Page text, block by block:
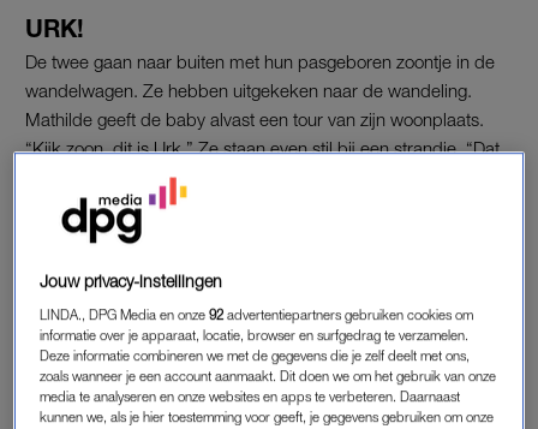
URK!
De twee gaan naar buiten met hun pasgeboren zoontje in de
wandelwagen. Ze hebben uitgekeken naar de wandeling.
Mathilde geeft de baby alvast een tour van zijn woonplaats.
“Kijk zoon, dit is Urk.” Ze staan even stil bij een strandje. “Dat
is mooi. Daar gaan we nog heel veel lol hebben en lekker
zwemmen.” Jason is duidelijk nog niet onder de indruk en
daar blijkt een goede reden voor te zijn. “Hij zit te poepen”,
boodschap in rust kan afmaken.
Michael komt niet uit de gemeente en dus moet Mathilde ook
hem hier en daar wat uitleggen. “Als je hier op Urk bekenden
tegenkomt, moeten die altijd even in de wagen kijken.”
Jouw privacy-instellingen
LINDA., DPG Media en onze92 advertentiepartners gebruiken cookies om
informatie over je apparaat, locatie, browser en surfgedrag te verzamelen.
Deze informatie combineren we met de gegevens die je zelf deelt met ons,
zoals wanneer je een account aanmaakt. Dit doen we om het gebruik van onze
media te analyseren en onze websites en apps te verbeteren. Daarnaast
kunnen we, als je hier toestemming voor geeft, je gegevens gebruiken om onze